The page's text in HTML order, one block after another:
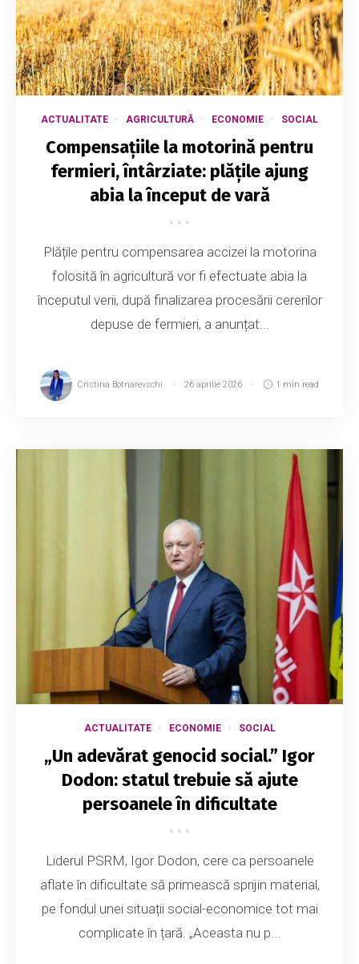
ACTUALITATE AGRICULTURĂ ECONOMIE SOCIAL
Compensațiile la motorină pentru
fermieri, întârziate: plățile ajung
abia la început de vară
Plățile pentru compensarea accizei la motorina
folosită în agricultură vor fi efectuate abia la
începutul verii, după finalizarea procesării cererilor
depuse de fermieri, a anunțat...
Cristina Botnarevschi 26 aprilie 2026 1 min read
ACTUALITATE ECONOMIE SOCIAL
„Un adevărat genocid social.” Igor
Dodon: statul trebuie să ajute
persoanele în dificultate
Liderul PSRM, Igor Dodon, cere ca persoanele
aflate în dificultate să primească sprijin material,
pe fondul unei situații social-economice tot mai
complicate în țară. „Aceasta nu p...